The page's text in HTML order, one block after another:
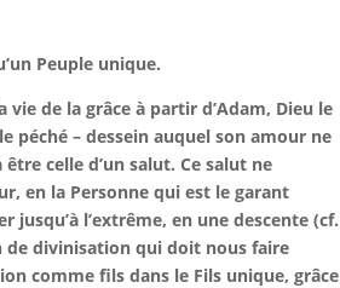
Peuple unique.
de la grâce à partir d’Adam, Dieu le
péché – dessein auquel son amour ne
celle d’un salut. Ce salut ne
en la Personne qui est le garant
jusqu’à l’extrême, en une descente (cf.
de divinisation qui doit nous faire
comme fils dans le Fils unique, grâce